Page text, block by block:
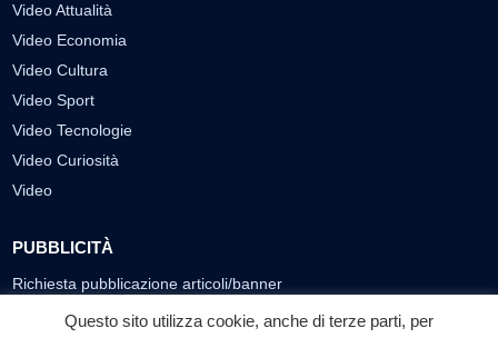
Video Attualità
Video Economia
Video Cultura
Video Sport
Video Tecnologie
Video Curiosità
Video
PUBBLICITÀ
Richiesta pubblicazione articoli/banner
SEGUICI SUI SOCIAL
Questo sito utilizza cookie, anche di terze parti, per